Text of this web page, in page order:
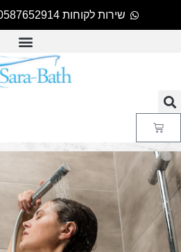
שירות לקוחות 0587652914